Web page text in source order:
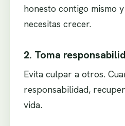
honesto contigo mismo
necesitas crecer.
2. Toma
Evita culpar a otros.
responsabilidad,
vida.